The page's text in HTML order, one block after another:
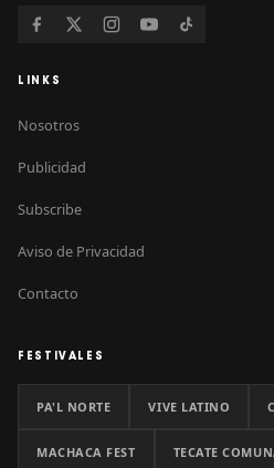
LINKS
Nosotros
Publicidad
Subscribe
Aviso de Privacidad
Contacto
FESTIVALES
PA'L NORTE VIVE LATINO
MACHACA FEST TECATE